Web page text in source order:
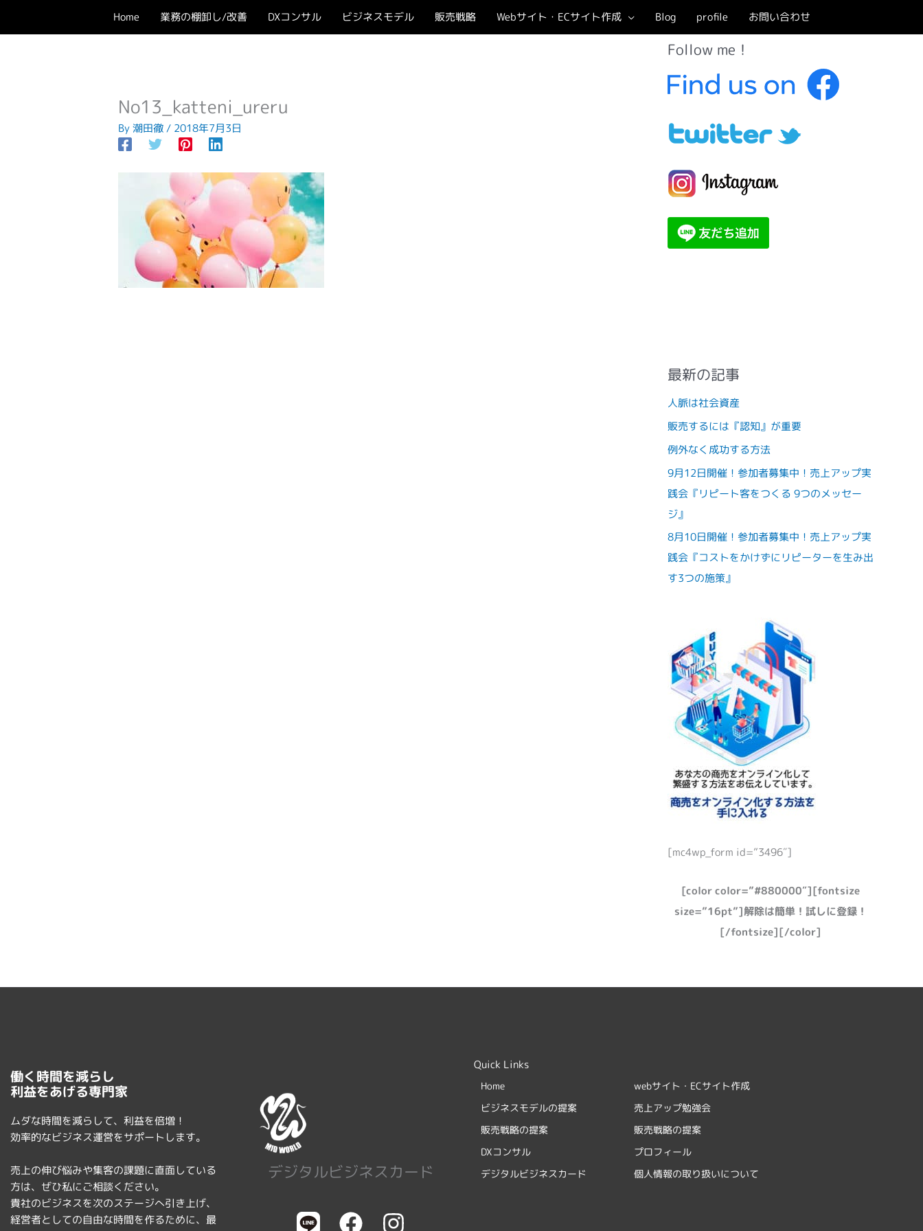
Home 業務の棚卸し/改善 DXコンサル ビジネスモデル 販売戦略 Webサイト・ECサイト作成 Blog profile お問い合わせ
No13_katteni_ureru
By潮田徹/ 2018年7月3日
Follow me！
最新の記事
人脈は社会資産
販売するには『認知』が重要
例外なく成功する方法
9月12日開催！参加者募集中！売上アップ実
践会『リピート客をつくる 9つのメッセー
ジ』
8月10日開催！参加者募集中！売上アップ実
践会『コストをかけずにリピーターを生み出
す3つの施策』
[mc4wp_form id=”3496″]
[color color=”#880000″][fontsize
size=”16pt”]解除は簡単！試しに登録！
[/fontsize][/color]
働く時間を減らし
利益をあげる専門家
ムダな時間を減らして、利益を倍増！
効率的なビジネス運営をサポートします。
売上の伸び悩みや集客の課題に直面している
方は、ぜひ私にご相談ください。
貴社のビジネスを次のステージへ引き上げ、
経営者としての自由な時間を作るために、最
デジタルビジネスカード
F I
Quick Links
Home
ビジネスモデルの提案
販売戦略の提案
DXコンサル
デジタルビジネスカード
webサイト・ECサイト作成
売上アップ勉強会
販売戦略の提案
プロフィール
個人情報の取り扱いについて